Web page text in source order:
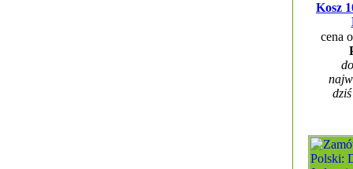
Kosz
cena